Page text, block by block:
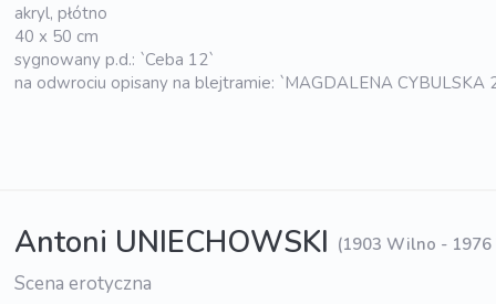
akryl, płótno
40 x 50 cm
sygnowany p.d.: `Ceba 12`
na odwrociu opisany na blejtramie: `MAGDALENA CYBULSKA
Antoni UNIECHOWSKI (1903 Wilno -
Scena erotyczna